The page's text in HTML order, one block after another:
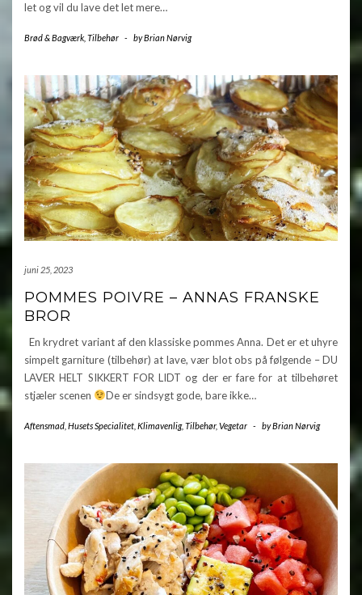
let og vil du lave det let mere…
Brød & Bagværk Tilbehør - byBrian Nørvig
juni 25, 2023
POMMES POIVRE – ANNAS FRANSKE
BROR
En krydret variant af den klassiske pommes Anna. Det er et uhyre
simpelt garniture (tilbehør) at lave, vær blot obs på følgende – DU
LAVER HELT SIKKERT FOR LIDT og der er fare for at tilbehøret
stjæler scenen
De er sindsygt gode, bare ikke…
Aftensmad Husets Specialitet Klimavenlig, Tilbehør, Vegetar - byBrian Nørvig